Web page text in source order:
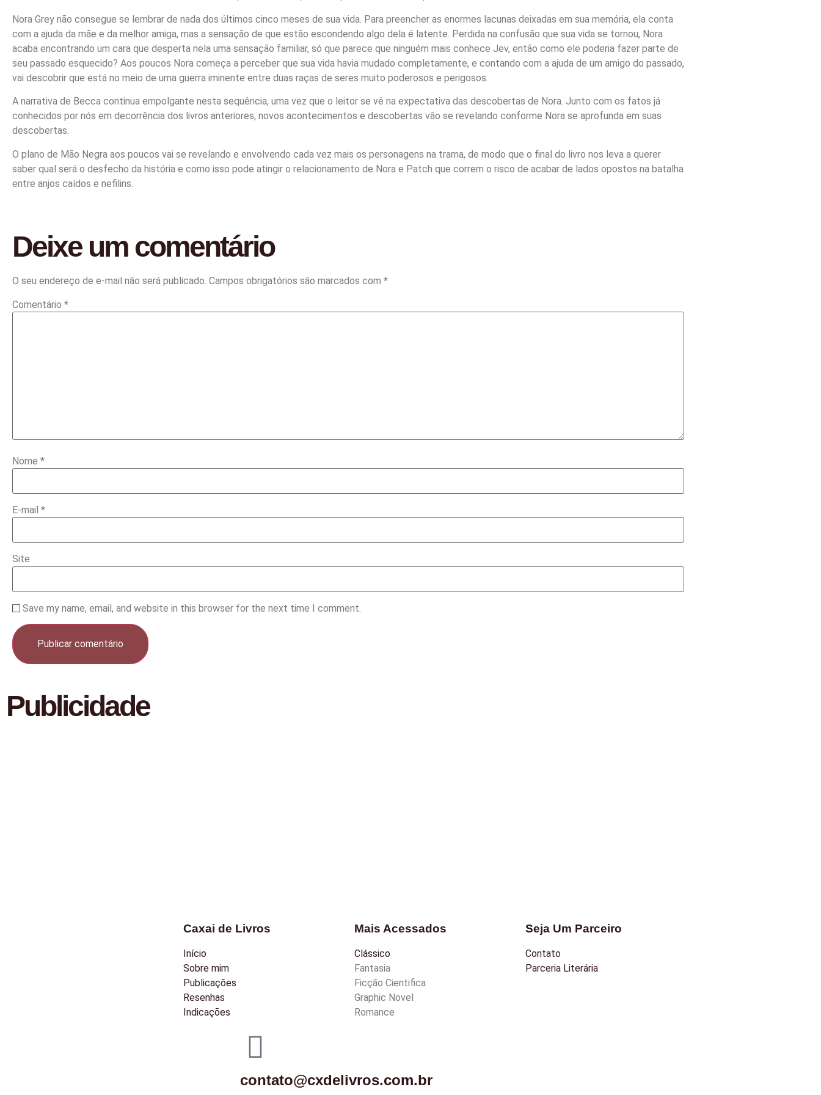
Nora Grey não consegue se lembrar de nada dos últimos cinco meses de sua vida. Para preencher as enormes lacunas deixadas em sua memória, ela conta
com a ajuda da mãe e da melhor amiga, mas a sensação de que estão escondendo algo dela é latente. Perdida na confusão que sua vida se tornou, Nora
acaba encontrando um cara que desperta nela uma sensação familiar, só que parece que ninguém mais conhece Jev, então como ele poderia fazer parte de
seu passado esquecido? Aos poucos Nora começa a perceber que sua vida havia mudado completamente, e contando com a ajuda de um amigo do passado,
vai descobrir que está no meio de uma guerra iminente entre duas raças de seres muito poderosos e perigosos.
A narrativa de Becca continua empolgante nesta sequência, uma vez que o leitor se vê na expectativa das descobertas de Nora. Junto com os fatos já
conhecidos por nós em decorrência dos livros anteriores, novos acontecimentos e descobertas vão se revelando conforme Nora se aprofunda em suas
descobertas.
O plano de Mão Negra aos poucos vai se revelando e envolvendo cada vez mais os personagens na trama, de modo que o final do livro nos leva a querer
saber qual será o desfecho da história e como isso pode atingir o relacionamento de Nora e Patch que correm o risco de acabar de lados opostos na batalha
entre anjos caídos e nefilins.
Deixe um comentário
O seu endereço de e-mail não será publicado. Campos obrigatórios são marcados com *
Comentário *
Nome *
E-mail *
Site
Save my name, email, and website in this browser for the next time I comment.
Publicidade
Caxai de Livros
Início
Sobre mim
Publicações
Resenhas
Indicações
Mais Acessados
Clássico
Fantasia
Ficção Cientifica
Graphic Novel
Romance
Seja Um Parceiro
Contato
Parceria Literária
contato@cxdelivros.com.br